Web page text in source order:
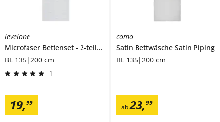
levelone
Microfaser Bettenset
2-teilig
LevelOne Classic
BL 135|200 cm
1
19,99
como
Satin Bettwäsche Satin Piping
BL 135|200 cm
ab23,99